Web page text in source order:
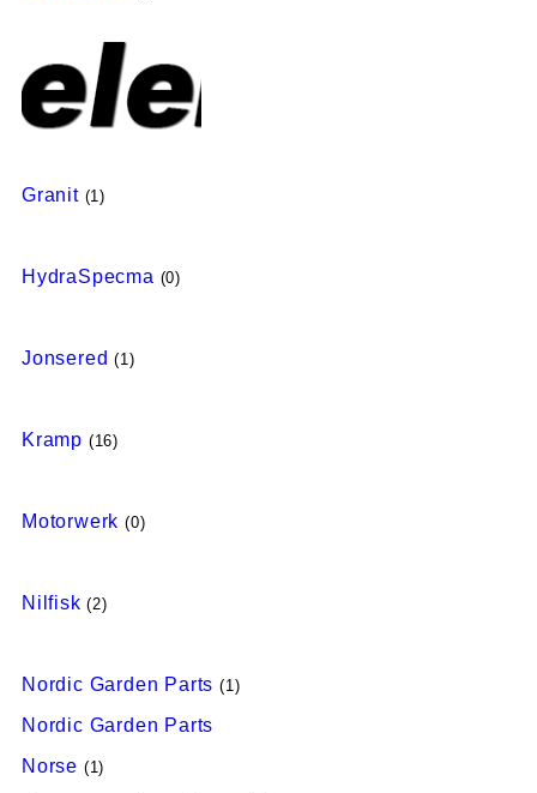
Granit (1)
HydraSpecma (0)
Jonsered(1)
Kramp (16)
Motorwerk (0)
Nilfisk(2)
Nordic Garden Parts (1)
Nordic Garden Parts
Norse (1)